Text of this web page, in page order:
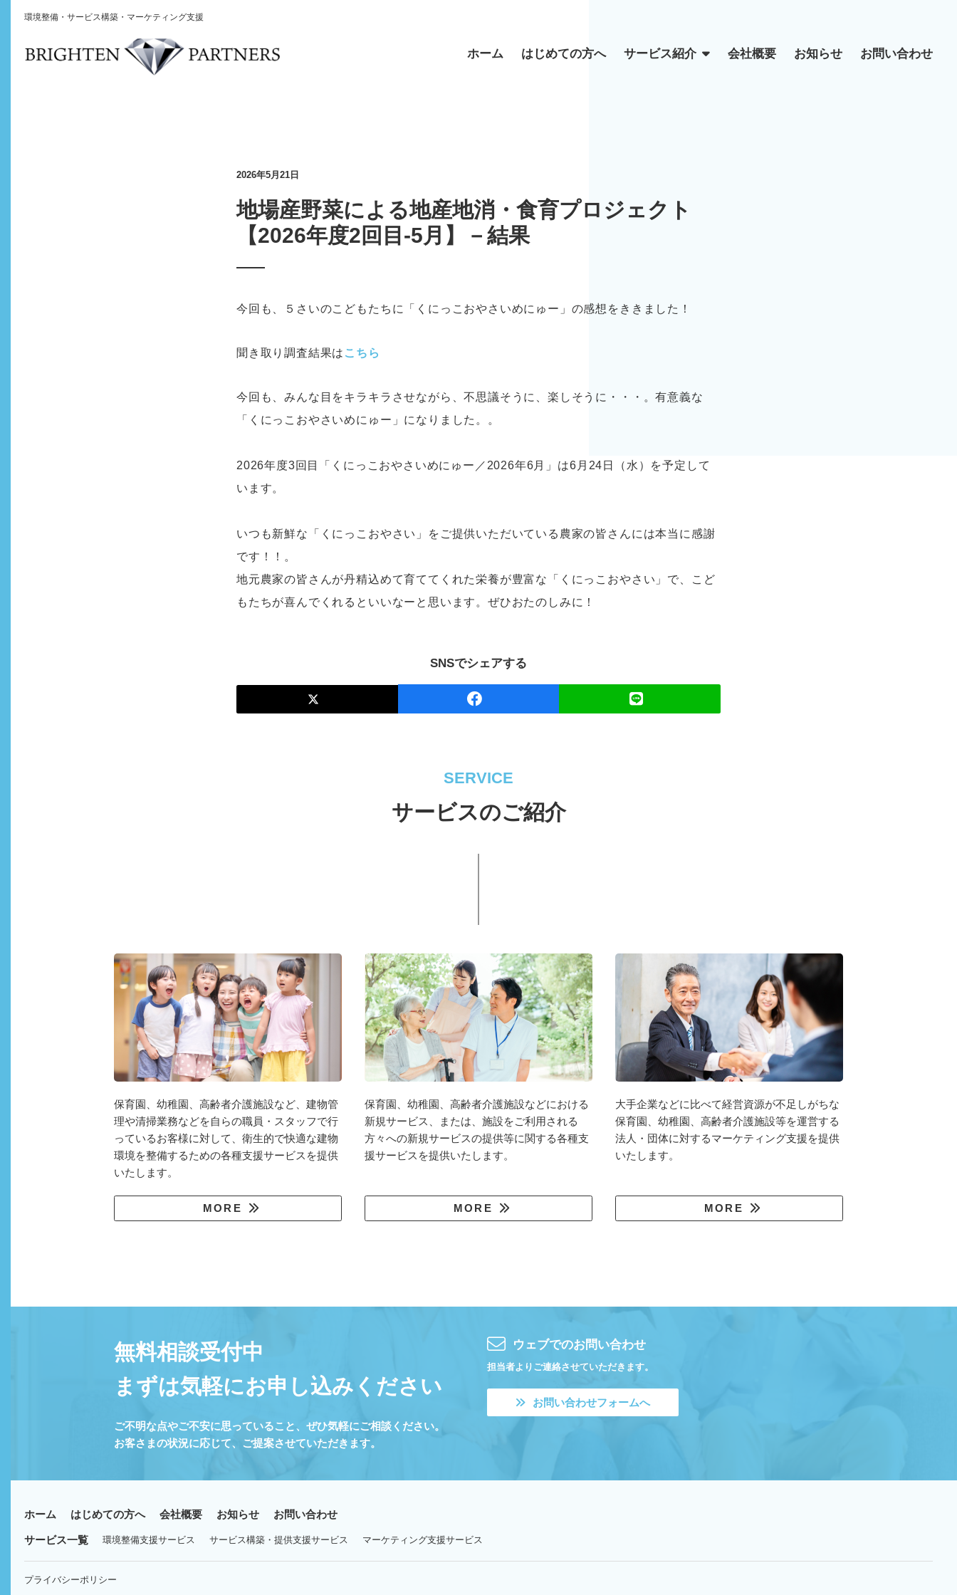
環境整備・サービス構築・マーケティング支援
ホーム はじめての方へ サービス紹介 会社概要 お知らせ お問い合わせ
2026年5月21日
地場産野菜による地産地消・食育プロジェクト
【2026年度2回目-5月】－結果
今回も、５さいのこどもたちに「くにっこおやさいめにゅー」の感想をききました！
聞き取り調査結果は こちら
今回も、みんな目をキラキラさせながら、不思議そうに、楽しそうに・・・。有意義な
「くにっこおやさいめにゅー」になりました。。
2026年度3回目「くにっこおやさいめにゅー／2026年6月」は6月24日（水）を予定して
います。
いつも新鮮な「くにっこおやさい」をご提供いただいている農家の皆さんには本当に感謝
です！！。
地元農家の皆さんが丹精込めて育ててくれた栄養が豊富な「くにっこおやさい」で、こど
もたちが喜んでくれるといいなーと思います。ぜひおたのしみに！
SNSでシェアする
SERVICE
サービスのご紹介
保育園、幼稚園、高齢者介護施設など、建物管
理や清掃業務などを自らの職員・スタッフで行
っているお客様に対して、衛生的で快適な建物
環境を整備するための各種支援サービスを提供
いたします。
MORE
保育園、幼稚園、高齢者介護施設などにおける
新規サービス、または、施設をご利用される
方々への新規サービスの提供等に関する各種支
援サービスを提供いたします。
MORE
大手企業などに比べて経営資源が不足しがちな
保育園、幼稚園、高齢者介護施設等を運営する
法人・団体に対するマーケティング支援を提供
いたします。
MORE
無料相談受付中
まずは気軽にお申し込みください
ご不明な点やご不安に思っていること、ぜひ気軽にご相談ください。
お客さまの状況に応じて、ご提案させていただきます。
ウェブでのお問い合わせ
担当者よりご連絡させていただきます。
お問い合わせフォームへ
ホーム はじめての方へ 会社概要 お知らせ お問い合わせ
サービス一覧 環境整備支援サービス サービス構築・提供支援サービス マーケティング支援サービス
プライバシーポリシー